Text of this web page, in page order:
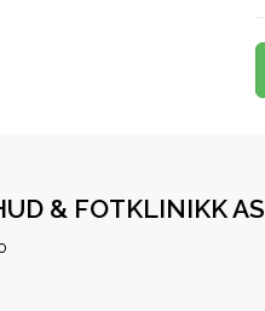
& FOTKLINIKK AS